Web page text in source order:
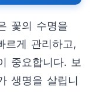
꽃의 수명을
르게 관리하고,
중요합니다. 보
생명을 살립니